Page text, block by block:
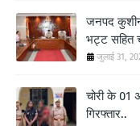
जनपद
भट्ट सहित
जुलाई 31,
चोरी के
गिरफ्तार..